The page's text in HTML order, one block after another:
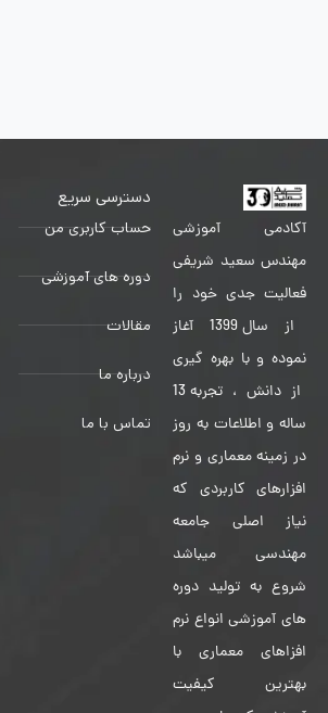
آکادمی آموزشی
مهندس سعید شریفی
فعالیت جدی خود را
از سال 1399 آغاز
نموده و با بهره گیری
از دانش ، تجربه 13
ساله و اطلاعات به روز
در زمینه معماری و نرم
افزارهای کاربردی که
نیاز اصلی جامعه
مهندسی میباشد
شروع به تولید دوره
های آموزشی انواع نرم
افزاهای معماری با
بهترین کیفیت
دسترسی سریع
حساب کاربری من
دوره های آموزشی
مقالات
درباره ما
تماس با ما